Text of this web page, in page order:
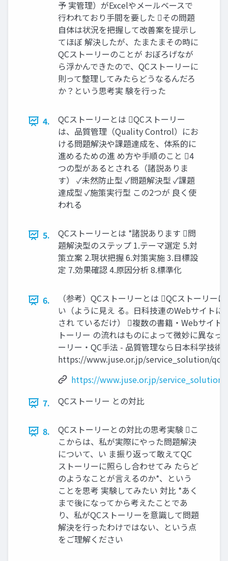
予 実管理）がExcelやメールベースで
行われており手間を要した その問題
自体は状況を把握して改善案を提示し
てほぼ 解決したが、たまたまその時に
QCストーリーのことが おぼろげなが
ら浮かんできたので、QCストーリーに
則って整理してみたらどうなるんだろ
か？という思考実 験を行った
4.
QCストーリーとは QCストーリー
は、品質管理（Quality Control）にお
ける問題解決や課題達成を、体系的に
進めるための進 め方や手順のこと 4
つの型があるとされる（諸説ありま
す） ✓未然防止型 ✓問題解決型 ✓課題
達成型 ✓施策実行型 この2つが 良く使
われる
5.
QCストーリーとは *諸説あります 問
題解決型のステップ 1.テーマ選定 5.対
策立案 2.現状把握 6.対策実施 3.目標設
定 7.効果確認 4.原因分析 8.標準化
6.
（参考）QCストーリーとは QCストーリー
い（ように見え る。日科技連のWebサイトに
され ているだけ） 複数の書籍・Webサイト
トーリー の流れはものによって微妙に異なっ
ーリー・QC手法 - 品質管理なら日本科学技術
https://www.juse.or.jp/service_solution/
https://www.juse.or.jp/
7.
QCストーリー との対比
8.
QCストーリーとの対比の思考実験 こ
こからは、私が実際にやった問題解決
について、い ま振り返って敢えてQC
ストーリーに照らし合わせてみ たらど
のようなことが言えるのか*、という
ことを思考 実験してみたい 対比 *あく
まで後になってから考えたことであ
り、私がQCストーリーを意識して問題
解決を行ったわけではない、という点
をご理解ください